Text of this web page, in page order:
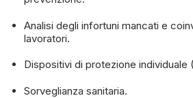
Analisi degli infortuni mancati e
lavoratori.
Dispositivi di protezione individuale
Sorveglianza sanitaria.